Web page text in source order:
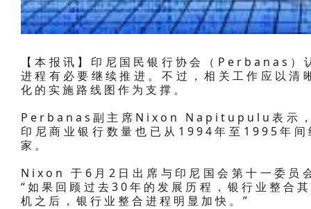
【本报讯】印尼国民银行协会（Perbanas）
进程有必要继续推进。不过，相关工作应以
化的实施路线图作为支撑。
Perbanas副主席Nixon Napitupulu表示，
印尼商业银行数量也已从1994年至1995年
家。
Nixon 于6月2日出席与印尼国会第十一委员
“如果回顾过去30年的发展历程，银行业整合
机之后，银行业整合进程明显加快。”